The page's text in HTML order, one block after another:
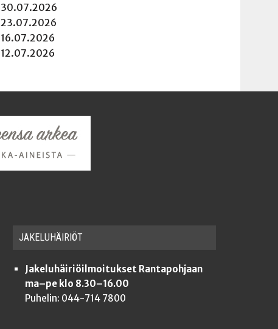
30.07.2026
23.07.2026
16.07.2026
12.07.2026
JAKE­LU­HÄI­RIÖT
Jakeluhäiriöilmoitukset Rantapohjaan
ma–pe klo 8.30–16.00
Puhelin: 044-714 7800